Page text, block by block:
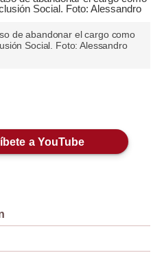
de abandonar el cargo como
Social. Foto: Alessandro
a YouTube